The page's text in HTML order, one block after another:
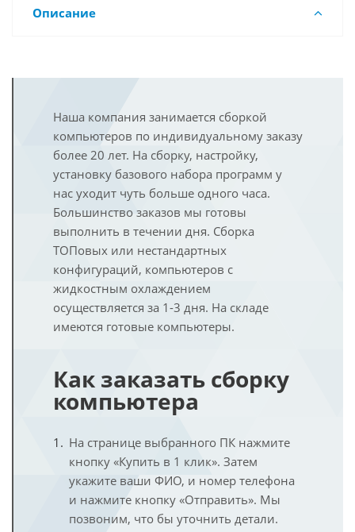
Описание
Наша компания занимается сборкой
компьютеров по индивидуальному заказу
более 20 лет. На сборку, настройку,
установку базового набора программ у
нас уходит чуть больше одного часа.
Большинство заказов мы готовы
выполнить в течении дня. Сборка
ТОПовых или нестандартных
конфигураций, компьютеров с
жидкостным охлаждением
осуществляется за 1-3 дня. На складе
имеются готовые компьютеры.
Как заказать сборку
компьютера
На странице выбранного ПК нажмите
кнопку «Купить в 1 клик». Затем
укажите ваши ФИО, и номер телефона
и нажмите кнопку «Отправить». Мы
позвоним, что бы уточнить детали.